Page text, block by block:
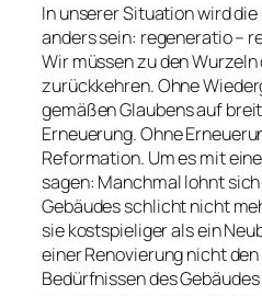
In unserer Situation wird
anders sein: regeneratio –
Wir müssen zu den
zurückkehren. Ohne
gemäßen Glaubens auf
Erneuerung. Ohne
Reformation. Um es mit
sagen: Manchmal lohnt
Gebäudes schlicht nicht
sie kostspieliger als ein
einer Renovierung nicht
Bedürfnissen des